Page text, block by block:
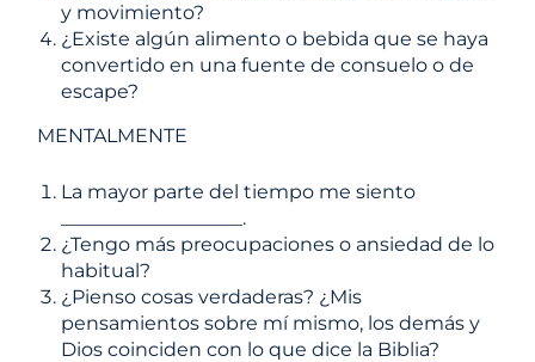
y movimiento?
¿Existe algún alimento o bebida que se haya
convertido en una fuente de consuelo o de
escape?
MENTALMENTE
La mayor parte del tiempo me siento
___________________.
¿Tengo más preocupaciones o ansiedad de lo
habitual?
¿Pienso cosas verdaderas? ¿Mis
pensamientos sobre mí mismo, los demás y
Dios coinciden con lo que dice la Biblia?